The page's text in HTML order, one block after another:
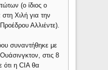
(ο ίδιος ο
Χιλή για την
Αλλιέντε).
συναντήθηκε με
στις 8
ότι η CIA θα